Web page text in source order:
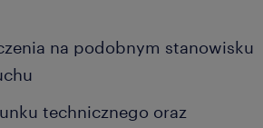
na podobnym stanowisku
technicznego oraz